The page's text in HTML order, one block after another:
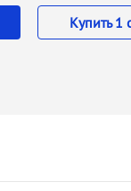
Купить 1